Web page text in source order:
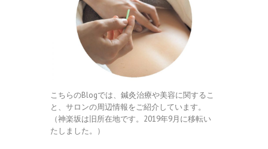
こちらのBlogでは、鍼灸治療や美容に関するこ
と、サロンの周辺情報をご紹介しています。
（神楽坂は旧所在地です。2019年9月に移転い
たしました。）